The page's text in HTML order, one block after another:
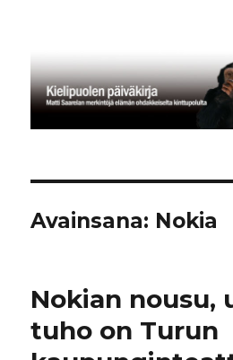
Avainsana: Nokia
Nokian nousu,
tuho on Turun